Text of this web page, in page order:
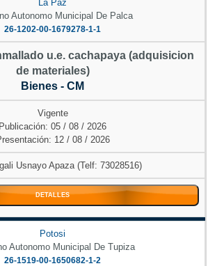
La Paz
Autonomo Municipal De Palca
26-1202-00-1679278-1-1
u.e. cachapaya (adquisicion
de materiales)
Bienes - CM
Vigente
Publicación: 05 / 08 / 2026
12 / 08 / 2026
Usnayo Apaza (Telf: 73028516)
DETALLES
Potosi
Autonomo Municipal De Tupiza
26-1519-00-1650682-1-2